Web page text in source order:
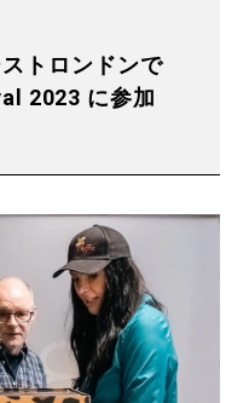
トロンドンで
2023 に参加